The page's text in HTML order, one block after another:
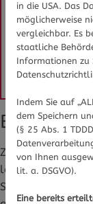
Sie haben
Bluthochdruck
und -
gerne.
Hier
Zum Arzt sollte
laut und
Schlafapnoe -
in die USA. Das
möglicherweise
vergleichbar. Es
staatliche
Informationen zu
Indem Sie auf
dem Speichern
(§ 25 Abs. 1
von Ihnen
lit. a. DSGVO).
Eine bereits